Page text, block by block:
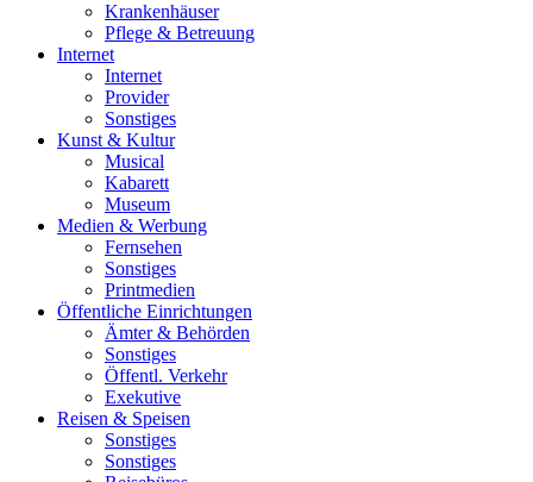
Krankenhäuser
Pflege & Betreuung
Internet
Internet
Provider
Sonstiges
Kunst & Kultur
Musical
Kabarett
Museum
Medien & Werbung
Fernsehen
Sonstiges
Printmedien
Öffentliche Einrichtungen
Ämter & Behörden
Sonstiges
Öffentl. Verkehr
Exekutive
Reisen & Speisen
Sonstiges
Sonstiges